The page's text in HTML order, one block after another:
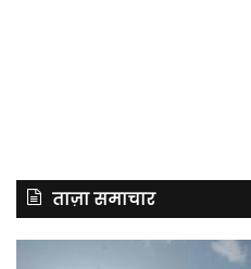
ताज़ा समाचार